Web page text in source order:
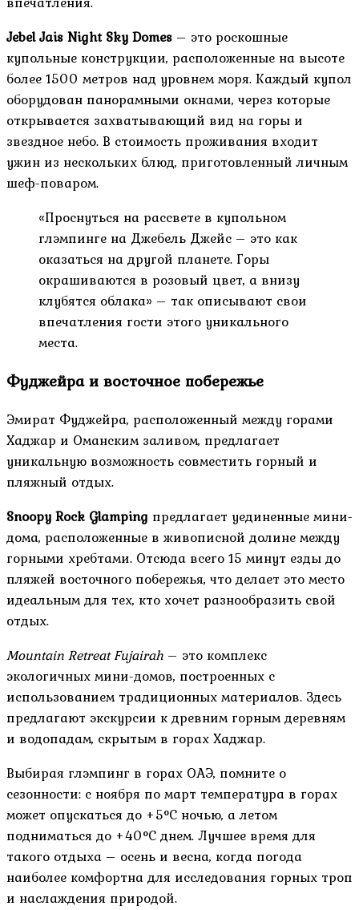
Jebel Jais Night Sky Domes – это роскошные
купольные конструкции, расположенные на высоте
более 1500 метров над уровнем моря. Каждый купол
оборудован панорамными окнами, через которые
открывается захватывающий вид на горы и
звездное небо. В стоимость проживания входит
ужин из нескольких блюд, приготовленный личным
шеф-поваром.
«Проснуться на рассвете в купольном
глэмпинге на Джебель Джейс – это как
оказаться на другой планете. Горы
окрашиваются в розовый цвет, а внизу
клубятся облака» – так описывают свои
впечатления гости этого уникального
места.
Фуджейра и восточное побережье
Эмират Фуджейра, расположенный между горами
Хаджар и Оманским заливом, предлагает
уникальную возможность совместить горный и
пляжный отдых.
Snoopy Rock Glamping предлагает уединенные мини-
дома, расположенные в живописной долине между
горными хребтами. Отсюда всего 15 минут езды до
пляжей восточного побережья, что делает это место
идеальным для тех, кто хочет разнообразить свой
отдых.
Mountain Retreat Fujairah – это комплекс
экологичных мини-домов, построенных с
использованием традиционных материалов. Здесь
предлагают экскурсии к древним горным деревням
и водопадам, скрытым в горах Хаджар.
Выбирая глэмпинг в горах ОАЭ, помните о
сезонности: с ноября по март температура в горах
может опускаться до +5°C ночью, а летом
подниматься до +40°C днем. Лучшее время для
такого отдыха – осень и весна, когда погода
наиболее комфортна для исследования горных троп
и наслаждения природой.